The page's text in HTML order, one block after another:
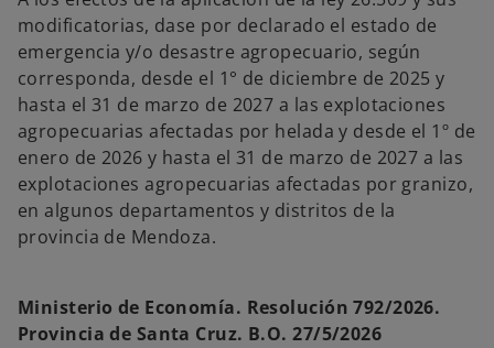
modificatorias, dase por declarado el estado de
emergencia y/o desastre agropecuario, según
corresponda, desde el 1° de diciembre de 2025 y
hasta el 31 de marzo de 2027 a las explotaciones
agropecuarias afectadas por helada y desde el 1º de
enero de 2026 y hasta el 31 de marzo de 2027 a las
explotaciones agropecuarias afectadas por granizo,
en algunos departamentos y distritos de la
provincia de Mendoza.
Ministerio de Economía. Resolución 792/2026.
Provincia de Santa Cruz. B.O. 27/5/2026